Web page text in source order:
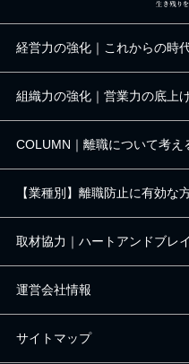
経営力の強化｜これからの時
組織力の強化｜営業力の底上
COLUMN｜離職について考え
【業種別】離職防止に有効な
取材協力｜ハートアンドブレ
運営会社情報
サイトマップ